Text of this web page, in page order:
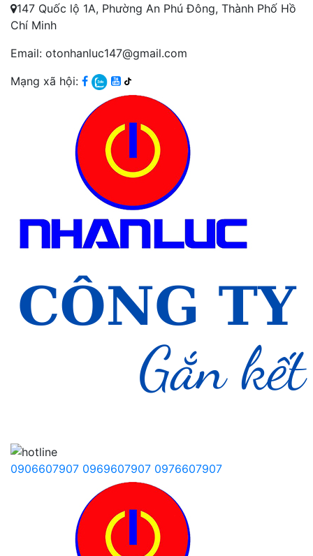
147 Quốc lộ 1A, Phường An Phú Đông, Thành Phố Hồ
Chí Minh
Email: otonhanluc147@gmail.com
Mạng xã hội:
0906607907 0969607907 0976607907